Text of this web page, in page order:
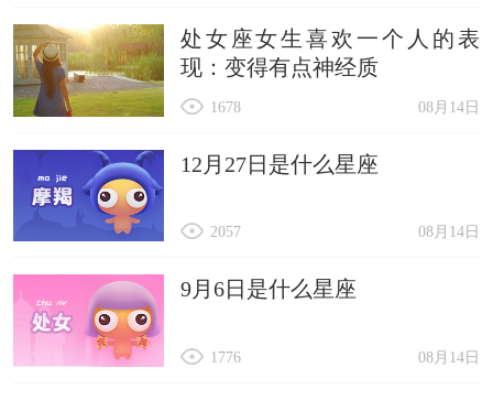
处女座女生喜欢一个人的表
现：变得有点神经质
08月14日
1678
12月27日是什么星座
08月14日
2057
9月6日是什么星座
08月14日
1776